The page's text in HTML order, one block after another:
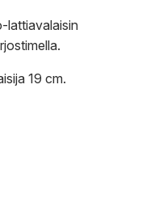
lattiavalaisin
19 cm.